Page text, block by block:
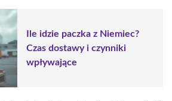
Ile idzie paczka z Niemiec?
Czas dostawy i czynniki
wpływające